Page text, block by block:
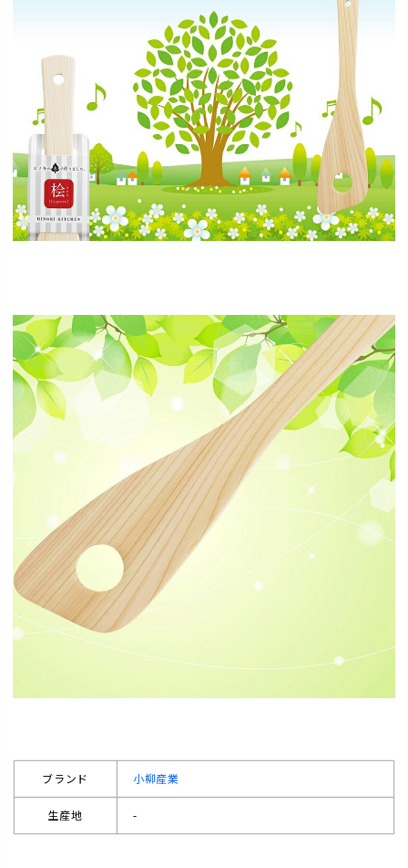
ブランド 小柳産業
生産地 -